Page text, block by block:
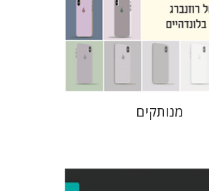
הנחת אתר ספר מודפס
$34
$31
מנותקים